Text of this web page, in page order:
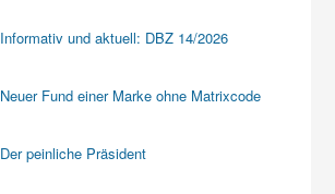
Informativ und aktuell: DBZ 14/2026
Neuer Fund einer Marke ohne Matrixcode
Der peinliche Präsident